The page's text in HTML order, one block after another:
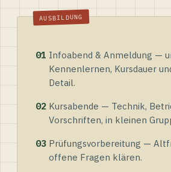
01 Infoabend & Anmeldung —
Kennenlernen, Kursdauer
Detail.
02 Kursabende — Technik,
Vorschriften, in kleinen
03 Prüfungsvorbereitung —
offene Fragen klären.